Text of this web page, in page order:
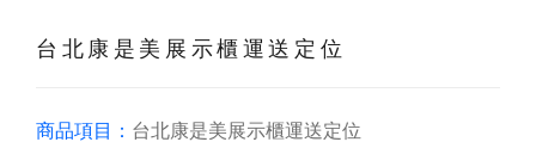
台北康是美展示櫃運送定位
商品項目： 台北康是美展示櫃運送定位